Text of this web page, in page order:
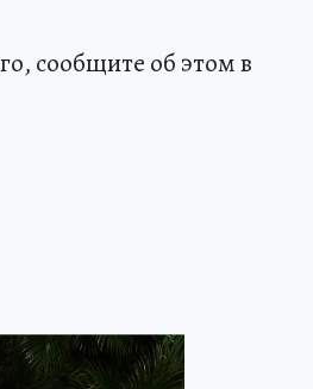
сообщите об этом в